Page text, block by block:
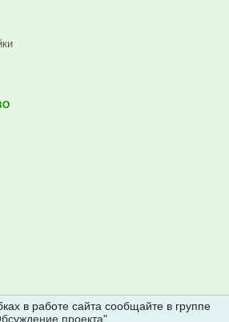
в работе сайта сообщайте в группе
проекта".